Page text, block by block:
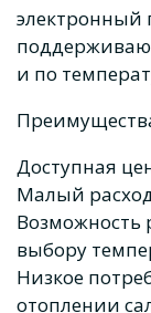
электронный
и по
Доступная
Малый
Возможность
выбору
Низкое
отоплении